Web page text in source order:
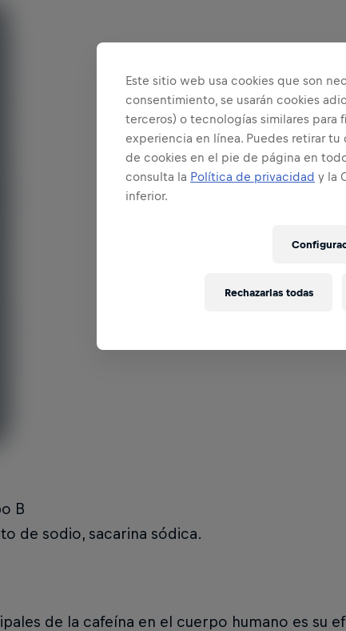
B
de sodio, sacarina sódica.
de la cafeína en el cuerpo humano es
Este sitio web usa cookies que son
consentimiento, se usarán cookies
terceros) o tecnologías similares para
experiencia en línea. Puedes retirar
de cookies en el pie de página en
consulta la Política de privacidad y la
inferior.
Rechazarlas todas